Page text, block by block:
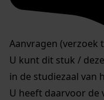
Aanvragen (verzoek
U kunt dit stuk /
in de studiezaal van
U heeft daarvoor de